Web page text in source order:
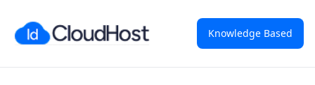
Knowledge Based